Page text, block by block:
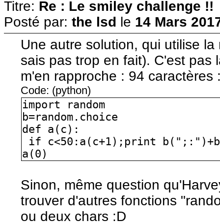
Titre: Re : Le smiley challenge !!
Posté par: the lsd le 14 Mars
Une autre solution, qui utilise
sais pas trop en fait). C'est pas
m'en rapproche : 94 caractères
Code: (python)
import random
b=random.choice
def a(c):
if c<50:a(c+1);print
a(0)
Sinon, même question
trouver d'autres fonctions
ou deux chars :D